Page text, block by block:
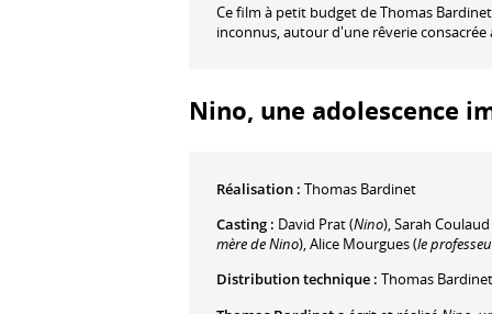
Ce film à petit budget de Thomas
inconnus, autour d'une rêverie
Nino, une adolescence
Réalisation : Thomas Bardinet
Casting : David Prat(Nino),Sarah Coulaud
mère de Nino),Alice Mourgues(le
Distribution technique : Thomas Bardinet